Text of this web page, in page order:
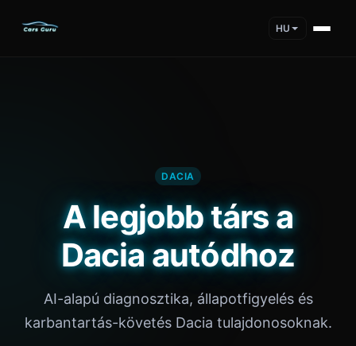
HU
DACIA
A legjobb társ a
Dacia autódhoz
AI-alapú diagnosztika, állapotfigyelés és
karbantartás-követés Dacia tulajdonosoknak.